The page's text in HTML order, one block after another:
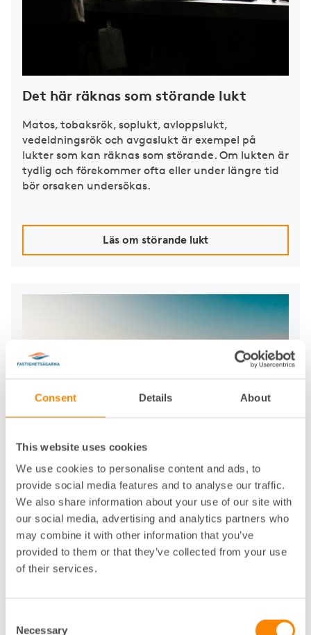
Consent Details About
This website uses cookies
We use cookies to personalise content and ads, to
provide social media features and to analyse our traffic.
We also share information about your use of our site with
our social media, advertising and analytics partners who
may combine it with other information that you’ve
provided to them or that they’ve collected from your use
of their services.
Necessary
Det här räknas som störande lukt
Matos, tobaksrök, soplukt, avloppslukt,
vedeldningsrök och avgaslukt är exempel på
lukter som kan räknas som störande. Om lukten är
tydlig och förekommer ofta eller under längre tid
bör orsaken undersökas.
Läs om störande lukt
Effektiv energianvändning
Som fastighetsägare förväntas du hushålla med
energi och använda förnyelsebara energikällor.
Detta ställer krav på kunskap om fastighetens
energianvändning och effektiviseringsmöjligheter
genom exempelvis OVK, IMD och
energideklaration.